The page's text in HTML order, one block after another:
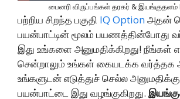
பைனரி விருப்பங்கள் தரகர் & இயங்குதளம்
பற்றிய சிறந்த பகுதி IQ Optionஅதன்
பயன்பாட்டின் மூலம் பயணத்தின்போது
இது உங்களை அனுமதிக்கிறது! நீங்கள்
சென்றாலும் உங்கள் கையடக்க வர்த்தக
உங்களுடன் எடுத்துச் செல்ல
பயன்பாட்டை இது வழங்குகிறது.